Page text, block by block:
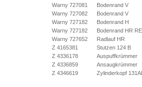
Warny 727081
Bodenrand V
Warny 727082
Bodenrand V
Warny 727182
Bodenrand H
Warny 727182
Bodenrand HR
Warny 727652
Radlauf HR
Z 4165381
Stutzen 124 B
Z 4336178
Auspuffkrümmer
Z 4336859
Ansaugkrümmer
Z 4346619
Zylinderkopf